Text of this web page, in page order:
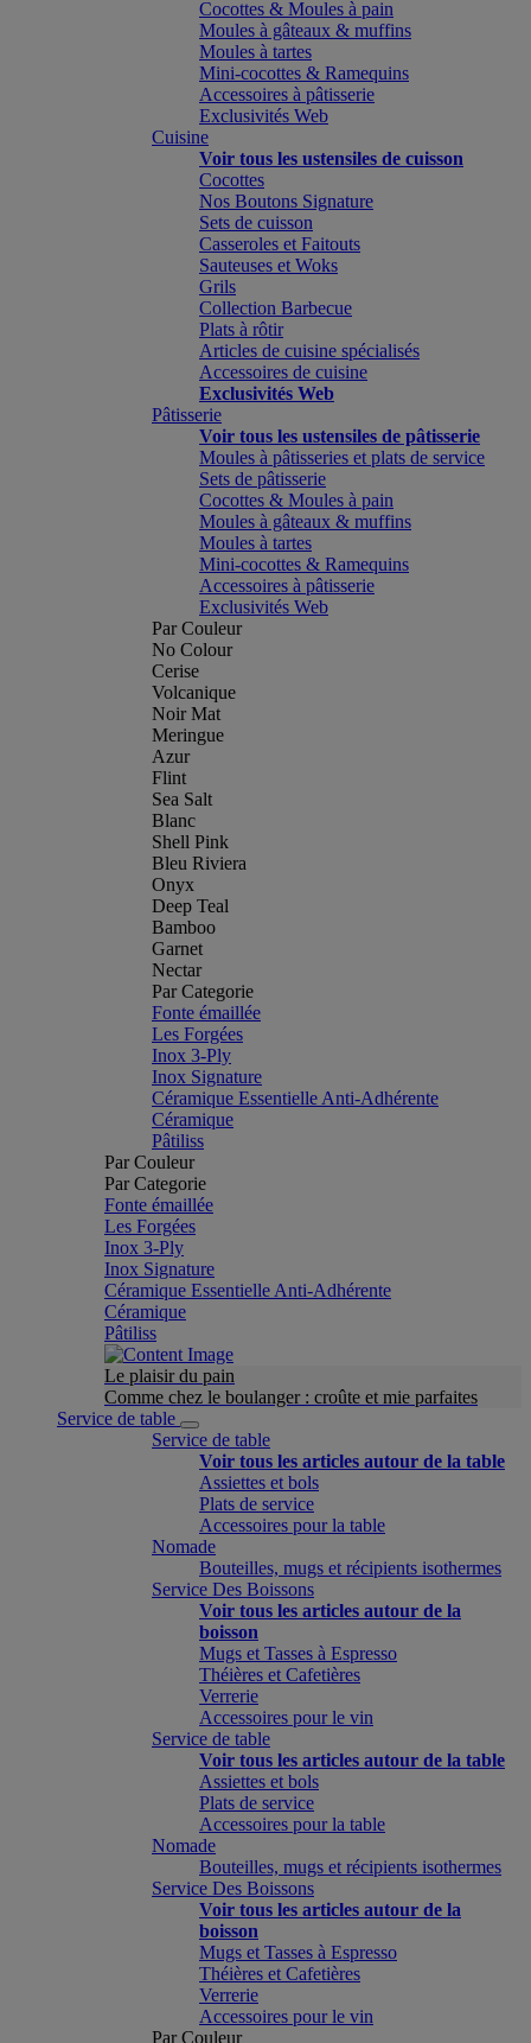
Cocottes & Moules à pain
Moules à gâteaux & muffins
Moules à tartes
Mini-cocottes & Ramequins
Accessoires à pâtisserie
Exclusivités Web
Cuisine
Voir tous les ustensiles de cuisson
Cocottes
Nos Boutons Signature
Sets de cuisson
Casseroles et Faitouts
Sauteuses et Woks
Grils
Collection Barbecue
Plats à rôtir
Articles de cuisine spécialisés
Accessoires de cuisine
Exclusivités Web
Pâtisserie
Voir tous les ustensiles de pâtisserie
Moules à pâtisseries et plats de service
Sets de pâtisserie
Cocottes & Moules à pain
Moules à gâteaux & muffins
Moules à tartes
Mini-cocottes & Ramequins
Accessoires à pâtisserie
Exclusivités Web
Par Couleur
No Colour
Cerise
Volcanique
Noir Mat
Meringue
Azur
Flint
Sea Salt
Blanc
Shell Pink
Bleu Riviera
Onyx
Deep Teal
Bamboo
Garnet
Nectar
Par Categorie
Fonte émaillée
Les Forgées
Inox 3-Ply
Inox Signature
Céramique Essentielle Anti-Adhérente
Céramique
Pâtiliss
Par Couleur
Par Categorie
Fonte émaillée
Les Forgées
Inox 3-Ply
Inox Signature
Céramique Essentielle Anti-Adhérente
Céramique
Pâtiliss
Le plaisir du pain
Comme chez le boulanger : croûte et mie parfaites
Service de table
Service de table
Voir tous les articles autour de la table
Assiettes et bols
Plats de service
Accessoires pour la table
Nomade
Bouteilles, mugs et récipients isothermes
Service Des Boissons
Voir tous les articles autour de la
boisson
Mugs et Tasses à Espresso
Théières et Cafetières
Verrerie
Accessoires pour le vin
Service de table
Voir tous les articles autour de la table
Assiettes et bols
Plats de service
Accessoires pour la table
Nomade
Bouteilles, mugs et récipients isothermes
Service Des Boissons
Voir tous les articles autour de la
boisson
Mugs et Tasses à Espresso
Théières et Cafetières
Verrerie
Accessoires pour le vin
Par Couleur